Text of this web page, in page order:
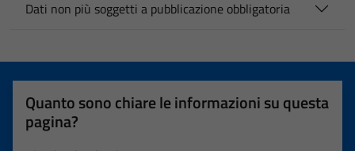
Dati non più soggetti a pubblicazione obbligatoria
Quanto sono chiare le informazioni su questa
pagina?